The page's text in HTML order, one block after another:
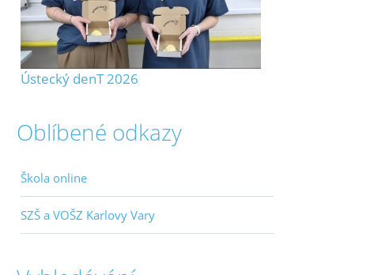
Ústecký denT 2026
Oblíbené odkazy
Škola online
SZŠ a VOŠZ Karlovy Vary